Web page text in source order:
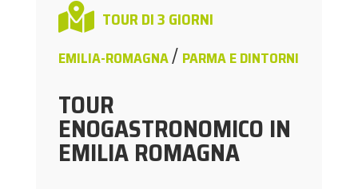
 TOUR DI 3 GIORNI
EMILIA-ROMAGNA/ PARMA E DINTORNI
TOUR
ENOGASTRONOMICO IN
EMILIA ROMAGNA